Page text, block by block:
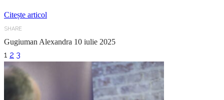
Citește articol
SHARE
Gugiuman Alexandra 10 iulie 2025
1 2 3